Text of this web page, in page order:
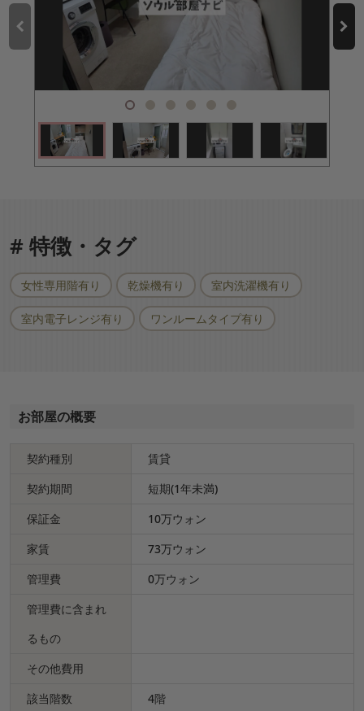
# 特徴・タグ
女性専用階有り 乾燥機有り 室内洗濯機有り
室内電子レンジ有り ワンルームタイプ有り
お部屋の概要
契約種別
賃貸
契約期間
短期(1年未満)
保証金
10万ウォン
家賃
73万ウォン
管理費
0万ウォン
管理費に含まれ
るもの
その他費用
該当階数
4階